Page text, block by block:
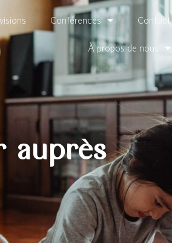
Conférences Contact
À propos de nous
auprès